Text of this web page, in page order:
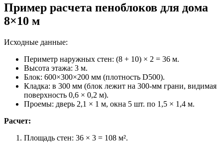
Пример расчета пеноблоков для дома
8×10 м
Исходные данные:
Периметр наружных стен: (8 + 10) × 2 = 36 м.
Высота этажа: 3 м.
Блок: 600×300×200 мм (плотность D500).
Кладка: в 300 мм (блок лежит на 300-мм грани, видимая
поверхность 0,6 × 0,2 м).
Проемы: дверь 2,1 × 1 м, окна 5 шт. по 1,5 × 1,4 м.
Расчет:
Площадь стен: 36 × 3 = 108 м².